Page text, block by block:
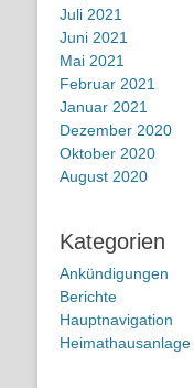
Juli 2021
Juni 2021
Mai 2021
Februar 2021
Januar 2021
Dezember 2020
Oktober 2020
August 2020
Kategorien
Ankündigungen
Berichte
Hauptnavigation
Heimathausanlage